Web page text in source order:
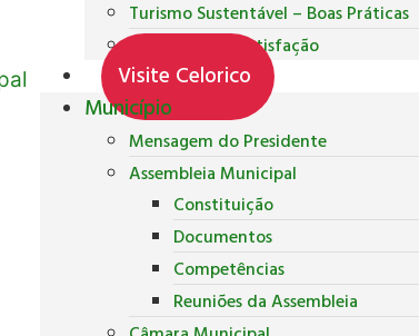
Turismo Sustentável – Boas Práticas
Inquéritos de Satisfação
Visite Celorico
Município
Mensagem do Presidente
Assembleia Municipal
Constituição
Documentos
Competências
Reuniões da Assembleia